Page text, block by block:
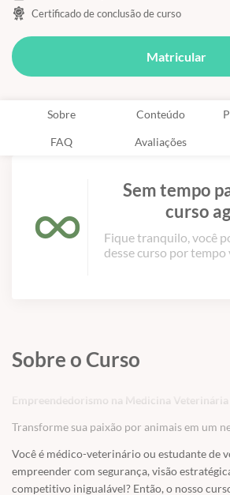
Certificado de conclusão de curso
Matricular
Sobre Conteúdo
FAQ Avaliações
Sem tempo
curso
Fique tranquilo, você
desse curso por
Sobre o Curso
Empreendedorismo na Medicina Veterinária
Transforme sua paixão por animais em um
Você é médico-veterinário ou estudante de
empreender com segurança, visão
competitivo inigualável? Então, o nosso